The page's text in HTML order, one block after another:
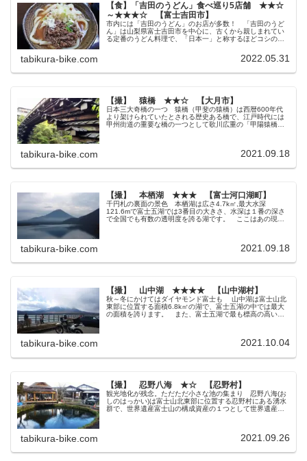
【食】「吉田のうどん」食べ巡り5店舗 ★★☆
～★★★☆ 【富士吉田市】
市内には「吉田のうどん」のお店が多数！ 「吉田のうど
ん」は山梨県富士吉田市を中心に、古くから親しまれてい
る定番のうどん料理で、「日本一」と称するほどコシの強
tabikura-bike.com 2022.05.31
【撮】 猿橋 ★★☆ 【大月市】
日本三大奇橋の一つ 猿橋（甲斐の猿橋）は西暦600年代
より架けられていたとされる歴史ある橋で、江戸時代には
甲州街道の重要な橋の一つとして歌川広重の「甲陽猿橋之
tabikura-bike.com 2021.09.18
【撮】 本栖湖 ★★★ 【富士河口湖町】
千円札の裏面の景色 本栖湖は広さ4.7k㎡,最大水深
121.6mで富士五湖では3番目の大きさ、水深は１番の深さ
で全国でも有数の透明度を誇る湖です。 ここはあの現千
tabikura-bike.com 2021.09.18
【撮】 山中湖 ★★★★ 【山中湖村】
秋～冬にかけてはダイヤモンド富士も 山中湖は富士山北
東部に位置する面積6.8k㎡の湖で、富士五湖の中では最大
の面積を誇ります。 また、富士五湖で最も標高の高い標
tabikura-bike.com 2021.10.04
【撮】 忍野八海 ★☆ 【忍野村】
観光地化が残念。ただただ小さな池の集まり 忍野八海(お
しのはっかい)は富士山北東部に位置する忍野村にある湧水
群で、世界遺産富士山の構成資産の１つとして世界遺産に
tabikura-bike.com 2021.09.26